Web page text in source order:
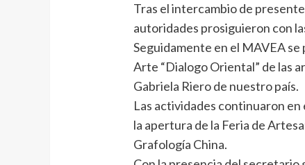
Tras el intercambio de
autoridades prosiguieron con
Seguidamente en el MAVEA
Arte “Dialogo Oriental” de las
Gabriela Riero de nuestro país.
Las actividades continuaron
la apertura de la Feria de
Grafología China.